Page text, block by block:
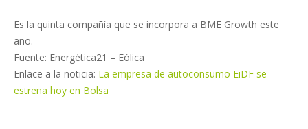
Es la quinta compañía que se incorpora a BME Growth este
año.
Fuente: Energética21 – Eólica
Enlace a la noticia: La empresa de autoconsumo EiDF se
estrena hoy en Bolsa